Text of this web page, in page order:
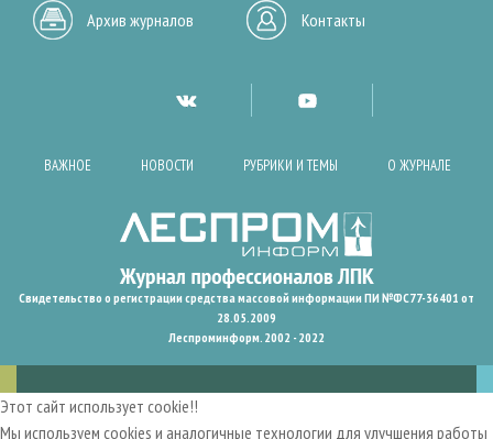
Архив журналов Контакты
ВАЖНОЕ НОВОСТИ РУБРИКИ И ТЕМЫ О ЖУРНАЛЕ
Свидетельство о регистрации средства массовой информации ПИ №ФС77-36401 от
28.05.2009
Леспроминформ. 2002 - 2022
Этот сайт использует cookie!!
Мы используем cookies и аналогичные технологии для улучшения работы